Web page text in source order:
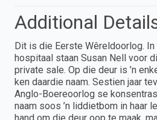
Additional
Dit is die Eerste Wêreldoorlog. In
hospitaal staan Susan Nell voor
private sale. Op die deur is ’n
ken daardie naam. Sestien jaar
Anglo-Boereoorlog se
naam soos ’n liddietbom in haar